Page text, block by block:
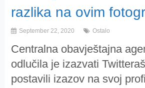
razlika na ovim
September 22, 2020 Ostalo
Centralna obavještajna
odlučila je izazvati
postavili izazov na svoj